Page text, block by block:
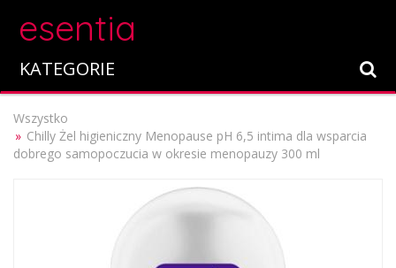
esentia
KATEGORIE
Wszystko
Chilly Żel higieniczny Menopause pH 6,5 intima dla wsparcia
dobrego samopoczucia w okresie menopauzy 300 ml